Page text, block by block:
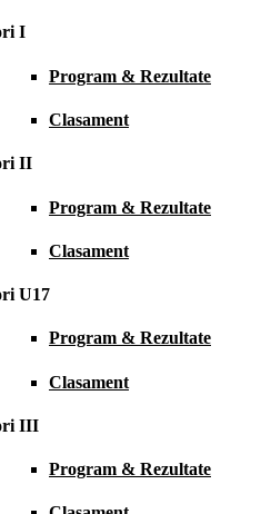
I
Program & Rezultate
Clasament
II
Program & Rezultate
Clasament
U17
Program & Rezultate
Clasament
III
Program & Rezultate